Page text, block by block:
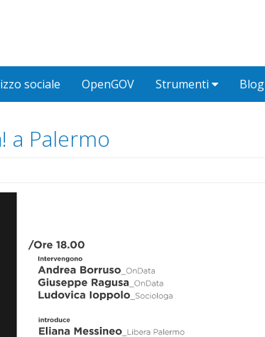
sociale OpenGOV Strumenti Blog
a Palermo